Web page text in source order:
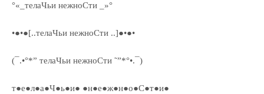
°«_телаЧьи нежноСти _»°
•●•●[..телаЧьи нежноСти ..]●•●•
(¯.•°*” телаЧьи нежноСти ˜”*°•.¯)
т●е●л●а●Ч●ь●и● ●н●е●ж●н●о●С●т●и●